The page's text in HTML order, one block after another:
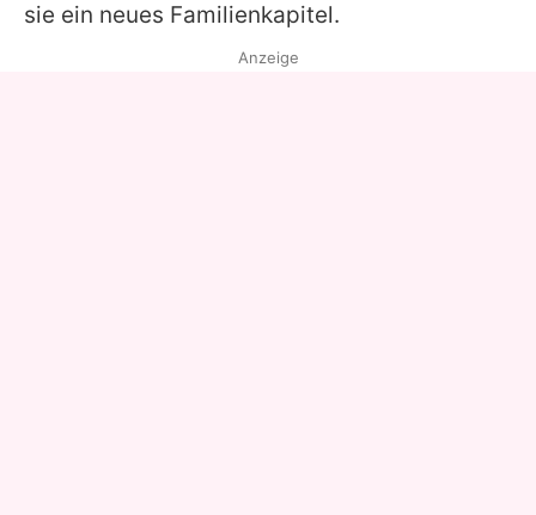
sie ein neues Familienkapitel.
Anzeige